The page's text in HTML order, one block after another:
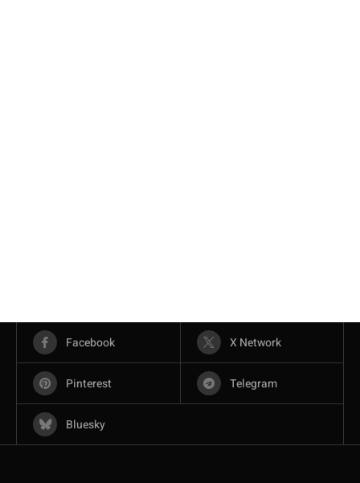
Facebook X Network
Pinterest Telegram
Bluesky